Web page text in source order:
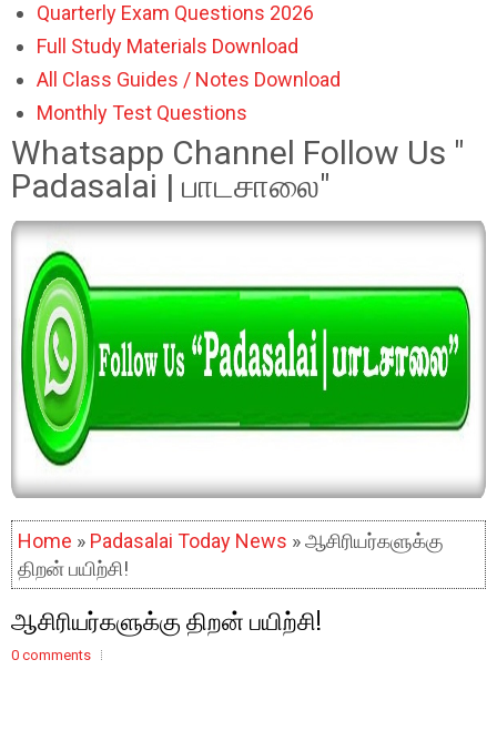
Quarterly Exam Questions 2026
Full Study Materials Download
All Class Guides / Notes Download
Monthly Test Questions
Whatsapp Channel Follow Us "
Padasalai | பாடசாலை"
Home » Padasalai Today News » ஆசிரியர்களுக்கு
திறன் பயிற்சி!
ஆசிரியர்களுக்கு திறன் பயிற்சி!
0 comments